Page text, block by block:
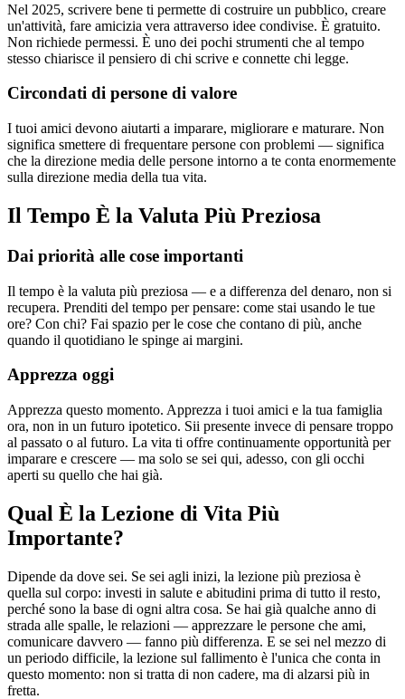
Nel 2025, scrivere bene ti permette di costruire un pubblico, creare
un'attività, fare amicizia vera attraverso idee condivise. È gratuito.
Non richiede permessi. È uno dei pochi strumenti che al tempo
stesso chiarisce il pensiero di chi scrive e connette chi legge.
Circondati di persone di valore
I tuoi amici devono aiutarti a imparare, migliorare e maturare. Non
significa smettere di frequentare persone con problemi — significa
che la direzione media delle persone intorno a te conta enormemente
sulla direzione media della tua vita.
Il Tempo È la Valuta Più Preziosa
Dai priorità alle cose importanti
Il tempo è la valuta più preziosa — e a differenza del denaro, non si
recupera. Prenditi del tempo per pensare: come stai usando le tue
ore? Con chi? Fai spazio per le cose che contano di più, anche
quando il quotidiano le spinge ai margini.
Apprezza oggi
Apprezza questo momento. Apprezza i tuoi amici e la tua famiglia
ora, non in un futuro ipotetico. Sii presente invece di pensare troppo
al passato o al futuro. La vita ti offre continuamente opportunità per
imparare e crescere — ma solo se sei qui, adesso, con gli occhi
aperti su quello che hai già.
Qual È la Lezione di Vita Più
Importante?
Dipende da dove sei. Se sei agli inizi, la lezione più preziosa è
quella sul corpo: investi in salute e abitudini prima di tutto il resto,
perché sono la base di ogni altra cosa. Se hai già qualche anno di
strada alle spalle, le relazioni — apprezzare le persone che ami,
comunicare davvero — fanno più differenza. E se sei nel mezzo di
un periodo difficile, la lezione sul fallimento è l'unica che conta in
questo momento: non si tratta di non cadere, ma di alzarsi più in
fretta.